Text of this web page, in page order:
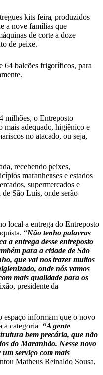
kits feira, produzidos
a nove famílias que
de corte a doze
de peixe.
64 balcões frigoríficos, para
milhões, o Entreposto
mais adequado, higiênico e
no atacado, ou seja,
recebendo peixes,
maranhenses e estados
supermercados e
São Luís, onde serão
local a entrega do Entreposto
“Não tenho palavras
a entrega desse entreposto
para a cidade de São
que vai nos trazer muitos
onde nós vamos
mais qualidade para os
presidente da
espaço informam que o novo
a categoria. “A gente
bem precária, que não
do Maranhão. Nesse novo
um serviço com mais
Matheus Reinaldo Sousa,